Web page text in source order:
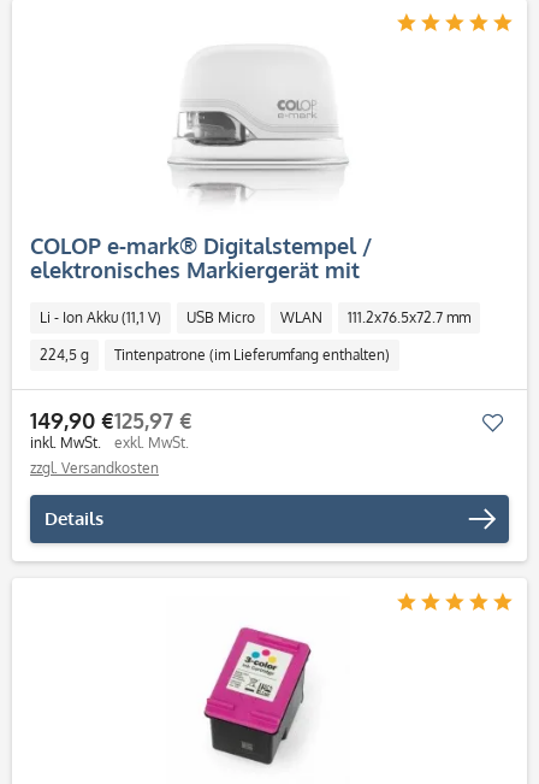
COLOP e-mark® Digitalstempel /
elektronisches Markiergerät mit
Li - Ion Akku (11,1 V) USB Micro WLAN 111.2x76.5x72.7 mm
224,5 g Tintenpatrone (im Lieferumfang enthalten)
Tintenstrahldruckkopf CMY 600 dpi App für iOS und Android
Desktop Software
149,90 €
inkl. MwSt.
125,97 €
exkl. MwSt.
zzgl. Versandkosten
Details